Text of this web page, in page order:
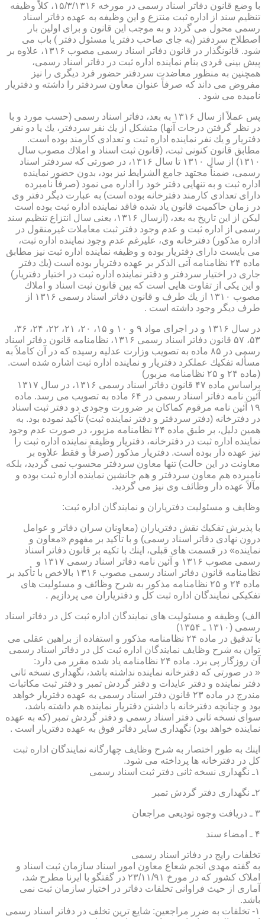
با وضع قانون دفاتر اسناد رسمی در مورخه ۱۵/۳/۱۳۱۶، كلاً وظیفه
تنظیم سند از اداره ثبت منتزع و این وظیفه به عهده دفاتر اسناد
رسمی محول می گردد و به موجب این قانون و برای اولین بار
اصطلاح سردفتر (به جای صاحب دفتر یا مسئول دفتر ) باب می
شود. قانونگذار در قانون دفاتر اسناد رسمی مصوب ۱۳۱۶، علاوه بر
پیش بینی فردی بنام نماینده اداره ثبت در دفاتر اسناد رسمی،
همچنین به منظور معاضدت سردفتر حضور فرد دیگری را نیز
مفروض می داند كه صرفاً عنوان معاون سردفتر را داشته و دفتریار
نامیده می شود .
پس عملاً از سال ۱۳۱۶ به بعد، دفاتر اسناد رسمی (حسب مورد و با
در نظر گرفتن درجات آنها) متشكل از یك نفر سردفتر، یك یا دو نفر
دفتریار و یك نفر نماینده اداره ثبت و تعدادی كارمند بوده است.
مطابق قانون كنونی ثبت، (قانون ثبت اسناد و املاك مصوب سال
۱۳۱۰) از سال ۱۳۱۰ تا سال ۱۳۱۶، در صورتی كه سردفتر اسناد
رسمی، ضمناً مجتهد جامع الشرایط نیز بود، بدون حضور نماینده
اداره ثبت و به تنهایی دفتر خود را اداره می نمود (صرفاً نامبرده
دارای تعدادی كارمند دفترخانه بوده است) به عبارت دیگر دفتر وی
در زمان حاكمیت قانون یاد شده فاقد نماینده اداره ثبت بوده است
لیكن از این تاریخ به بعد، (ازسال ۱۳۱۶، یعنی سال انتزاع تنظیم سند
رسمی از اداره ثبت و عدم وجود دفتر ثبت معاملات غیرمنقول در
اداره مذكور) دفترخانه وی، علیرغم عدم وجود نماینده اداره ثبت،
می بایست دارای دفتریار بوده و وظیفه نماینده اداره ثبت نیز مطابق
ماده ۲۴ نظامنامه آتی الذكر بر عهده دفتریار بوده است (یك دفتر
جاری در اختیار سردفتر و دفتر نماینده اداره ثبت در اختیار دفتریار)
و این یكی از تفاوت هایی است كه بین قانون ثبت اسناد و املاك
مصوب ۱۳۱۰ از یك طرف و قانون دفاتر اسناد رسمی ۱۳۱۶ از
طرف دیگر وجود داشته است .
در سال ۱۳۱۶ و در اجرای مواد ۹ و ۱۰ و ۱۵، ۲۰، ۲۱، ۲۲، ۲۴، ۳۶،
۵۳، ۵۷ قانون دفاتر اسناد رسمی ۱۳۱۶، نظامنامه قانون دفاتر اسناد
رسمی در ۸۵ ماده به تصویب وزارت عدلیه رسیده كه در آن كاملاً به
مسأله تفكیك عملكرد دفتریار و نماینده اداره ثبت اشاره شده است.
(ماده ۲۴ و ۲۵ نظامنامه مزبور)
براساس ماده ۴۷ قانون دفاتر اسناد رسمی ۱۳۱۶، در سال ۱۳۱۷
آئین نامه دفاتر اسناد رسمی در ۶۴ ماده به تصویب می رسد. ماده
۱۹ آئین نامه مرقوم كماكان بر ضرورت وجودی دو دفتر ثبت اسناد
در دفترخانه (دفتر سردفتر و دفتر نماینده ثبت) تأكید نموده بود. به
همین دلیل، بر طبق ماده ۲۴ نظامنامه مزبور، در صورت عدم وجود
نماینده اداره ثبت در دفترخانه، دفتریار وظیفه نماینده اداره ثبت را
نیز عهده دار بوده است. دفتریار مذكور (صرفاً و فقط علاوه بر
معاونت در این حالت) تنها معاون سردفتر محسوب نمی گردید، بلكه
نامبرده هم معاون سردفتر و هم جانشین نماینده اداره ثبت بوده و
مآلاً عهده دار وظائف وی نیز می گردید.
وظایف و مسئولیت دفتریاران و نمایندگان اداره ثبت:
با پذیرش تفكیك نقش دفتریاران (معاونان سران دفاتر و عوامل
درون نهادی دفاتر اسناد رسمی) و با تأكید بر مفهوم «معاون و
نماینده» در قسمت های قبلی، اینك با تكیه بر قانون دفاتر اسناد
رسمی مصوب ۱۳۱۶ و آئین نامه دفاتر اسناد رسمی ۱۳۱۷ و
نظامنامه قانون دفاتر اسناد رسمی مصوب ۱۳۱۶ بالاخص با تأكید بر
ماده ۲۴ و ۲۵ نظامنامه مذكور به شرح وظائف و مسئولیت های
تفكیكی نمایندگان اداره ثبت كل و دفتریاران می پردازیم .
الف) وظیفه و مسئولیت های نمایندگان اداره ثبت كل در دفاتر اسناد
رسمی (۱۳۱۰ ـ ۱۳۵۴)
با تدقیق در ماده ۲۴ نظامنامه مذكور و استفاده از براهین عقلی می
توان به شرح وظایف نمایندگان اداره ثبت كل در دفاتر اسناد رسمی
آن روزگار پی برد. ماده ۲۴ نظامنامه یاد شده مقرر می دارد:
« در صورتی كه دفترخانه نماینده نداشته باشد، نگهداری نسخه ثانی
دفتر نماینده و دفتر عایدات و دفتر گردش تمبر و دفتر ثبت مكاتبات
مندرج در ماده ۲۳ قانون دفتر اسناد رسمی به عهده دفتریار خواهد
بود و چنانچه دفترخانه با داشتن دفتریار نماینده هم داشته باشد،
سوای نسخه ثانی دفتر اسناد رسمی و دفتر گردش تمبر (كه به عهده
نماینده خواهد بود) نگهداری سایر دفاتر فوق به عهده دفتریار است .
اینك به طور اختصار به شرح وظایف چهارگانه نمایندگان اداره ثبت
كل در دفترخانه ها پرداخته می شود.
۱ـ نگهداری نسخه ثانی دفتر ثبت اسناد رسمی
۲ـ نگهداری دفتر گردش تمبر
۳ ـ دریافت وجوه تودیعی مراجعان
۴ ـ امضاء سند
تخلفات رایج در دفاتر اسناد رسمی
به گفته مهدی انجم شعاع معاون امور اسناد سازمان ثبت اسناد و
املاک کشور که در مورخ ۲۳/۱۱/۹۱ در گفتگو با ایرنا مطرح شد،
آماری از حیث فراوانی تخلفات دفاتر در اختیار سازمان ثبت نمی
باشد.
۱- تخلفات به ضرر مراجعین: شایع ترین تخلف در دفاتر اسناد رسمی